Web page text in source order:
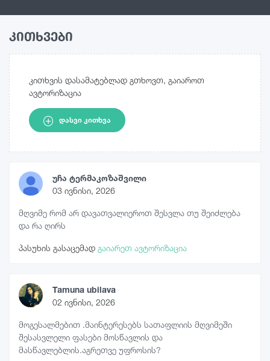
კითხვები
კითხვის დასამატებლად გთხოვთ, გაიაროთ
ავტორიზაცია
ᲓᲐᲡᲕᲘ ᲙᲘᲗᲮᲕᲐ
უჩა ტერმაკოზაშვილი
03 ივნისი, 2026
მღვიმე რომ არ დავათვალიეროთ შესვლა თუ შეიძლება
და რა ღირს
პასუხის გასაცემად გაიარეთ ავტორიზაცია
Tamuna ubilava
02 ივნისი, 2026
მოგესალმებით .მაინტერესებს სათაფლიის მღვიმეში
შესასვლელი ფასები მოსწავლის და
მასწავლებლის.აგრეთვე უფროსის?